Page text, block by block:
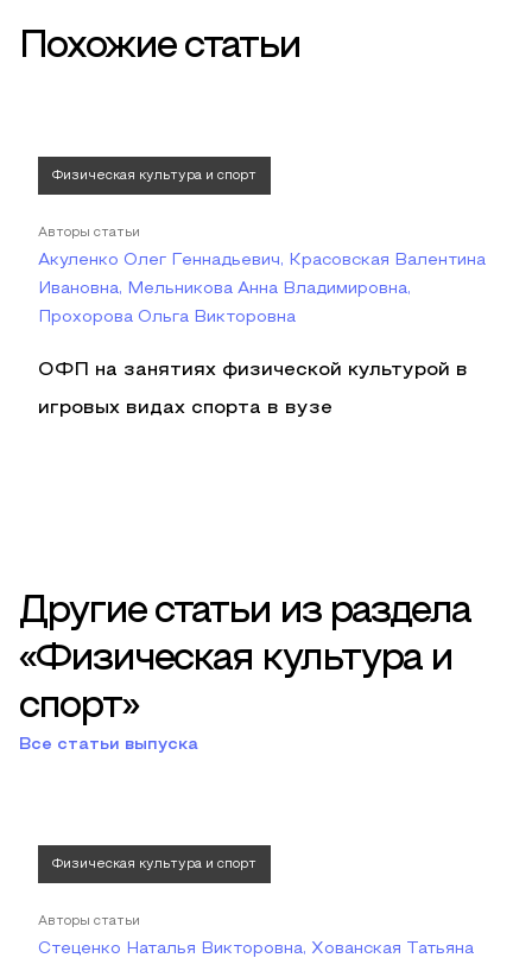
Похожие статьи
Физическая культура и спорт
Авторы статьи
Акуленко Олег Геннадьевич, Красовская Валентина
Ивановна, Мельникова Анна Владимировна,
Прохорова Ольга Викторовна
ОФП на занятиях физической культурой в
игровых видах спорта в вузе
Другие статьи из раздела
«Физическая культура и
спорт»
Все статьи выпуска
Физическая культура и спорт
Авторы статьи
Стеценко Наталья Викторовна, Хованская Татьяна